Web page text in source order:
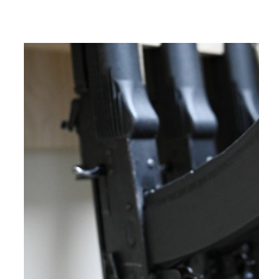
ТОРГОВЫЕ ЦЕНТРЫ
ТАТАРСТАНА
ИНВЕСТИЦИИ
МАШИНОСТРОЕНИЕ
НЕФТЕХИМИЯ
НЕФТЬ
ОПК
ЭНЕРГЕТИКА
НОВОСТИ БИЗНЕСА
РОЗНИЧНАЯ ТОРГОВЛЯ
ТРАНСПОРТ
УСЛУГИ
ТЕХНОЛОГИИ
НОВОСТИ ТЕХНОЛОГИЙ
МЕДИА
МЕРОПРИЯТИЯ
НОВОСТИ МЕРОПРИЯТИЙ
ВЫЕЗДНАЯ РЕДАКЦИЯ
СПОРТ
НОВОСТИ СПОРТА
ОБЩЕСТВО